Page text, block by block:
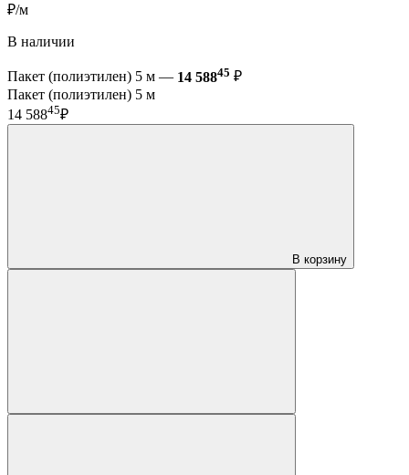
₽/м
В наличии
Пакет (полиэтилен) 5 м — 14 58845 ₽
Пакет (полиэтилен) 5 м
14 58845₽
В корзину